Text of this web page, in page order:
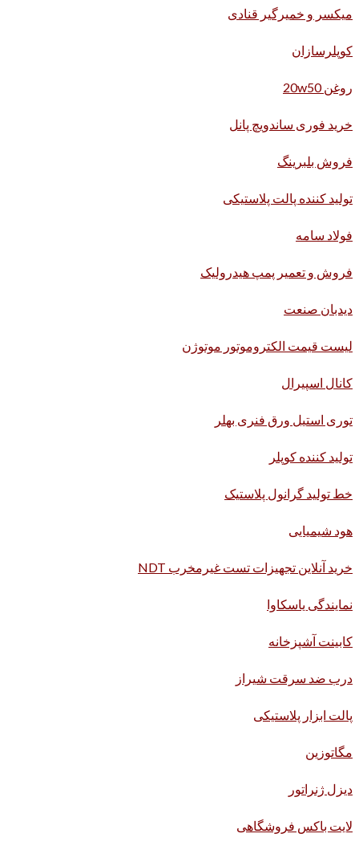
میکسر و خمیرگیر قنادی
کوپلرسازان
روغن 20w50
خرید فوری ساندویچ پانل
فروش بلبرینگ
تولید کننده پالت پلاستیکی
فولاد سامه
فروش و تعمیر پمپ هیدرولیک
دیدبان صنعت
لیست قیمت الکتروموتور موتوژن
کانال اسپیرال
توری استیل ورق فنری بهلر
تولید کننده کوپلر
خط تولید گرانول پلاستیک
هود شیمیایی
خرید آنلاین تجهیزات تست غیرمخرب NDT
نمایندگی یاسکاوا
کابینت آشپزخانه
درب ضد سرقت شیراز
پالت ابزار پلاستیکی
مگاتوزین
دیزل ژنراتور
لایت باکس فروشگاهی